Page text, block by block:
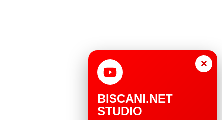
×
BISCANI.NET
STUDIO